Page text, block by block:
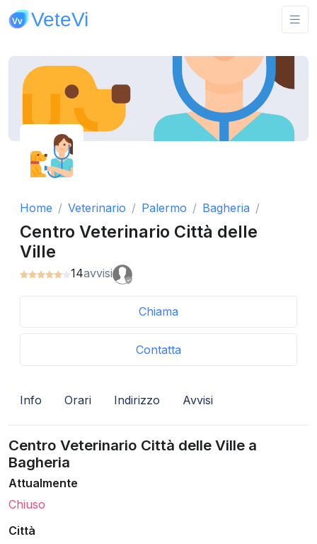
Home Veterinario Palermo Bagheria
Centro Veterinario Città delle
Ville
14avvisi
Chiama
Contatta
Info Orari Indirizzo Avvisi
Centro Veterinario Città delle Ville a
Bagheria
Attualmente
Chiuso
Città